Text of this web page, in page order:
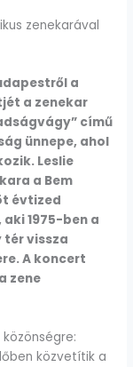
zenekarával
a
a zenekar
című
ünnepe, ahol
Leslie
a Bem
évtized
1975-ben a
vissza
A koncert
zene
közvetítik a